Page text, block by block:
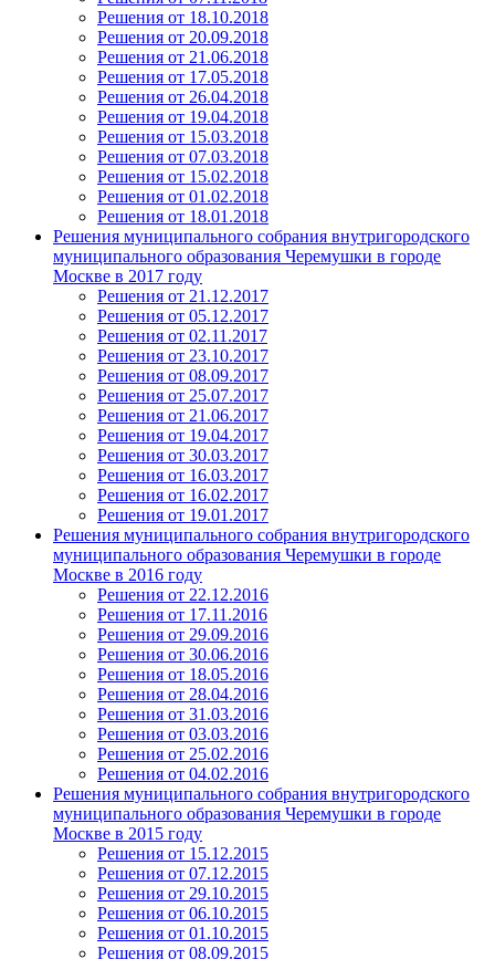
Решения от 18.10.2018
Решения от 20.09.2018
Решения от 21.06.2018
Решения от 17.05.2018
Решения от 26.04.2018
Решения от 19.04.2018
Решения от 15.03.2018
Решения от 07.03.2018
Решения от 15.02.2018
Решения от 01.02.2018
Решения от 18.01.2018
Решения муниципального собрания внутригородского
муниципального образования Черемушки в городе
Москве в 2017 году
Решения от 21.12.2017
Решения от 05.12.2017
Решения от 02.11.2017
Решения от 23.10.2017
Решения от 08.09.2017
Решения от 25.07.2017
Решения от 21.06.2017
Решения от 19.04.2017
Решения от 30.03.2017
Решения от 16.03.2017
Решения от 16.02.2017
Решения от 19.01.2017
Решения муниципального собрания внутригородского
муниципального образования Черемушки в городе
Москве в 2016 году
Решения от 22.12.2016
Решения от 17.11.2016
Решения от 29.09.2016
Решения от 30.06.2016
Решения от 18.05.2016
Решения от 28.04.2016
Решения от 31.03.2016
Решения от 03.03.2016
Решения от 25.02.2016
Решения от 04.02.2016
Решения муниципального собрания внутригородского
муниципального образования Черемушки в городе
Москве в 2015 году
Решения от 15.12.2015
Решения от 07.12.2015
Решения от 29.10.2015
Решения от 06.10.2015
Решения от 01.10.2015
Решения от 08.09.2015